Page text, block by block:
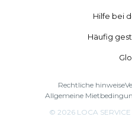
Hilfe bei
Häufig
Rechtliche hinweise
Allgemeine
© 2026 LOCA SERVICE